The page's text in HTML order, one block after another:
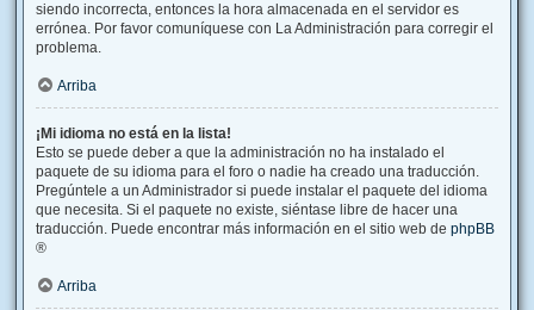
siendo incorrecta, entonces la hora almacenada en el servidor es
errónea. Por favor comuníquese con La Administración para corregir el
problema.
Arriba
¡Mi idioma no está en la lista!
Esto se puede deber a que la administración no ha instalado el
paquete de su idioma para el foro o nadie ha creado una traducción.
Pregúntele a un Administrador si puede instalar el paquete del idioma
que necesita. Si el paquete no existe, siéntase libre de hacer una
traducción. Puede encontrar más información en el sitio web de phpBB
®
Arriba